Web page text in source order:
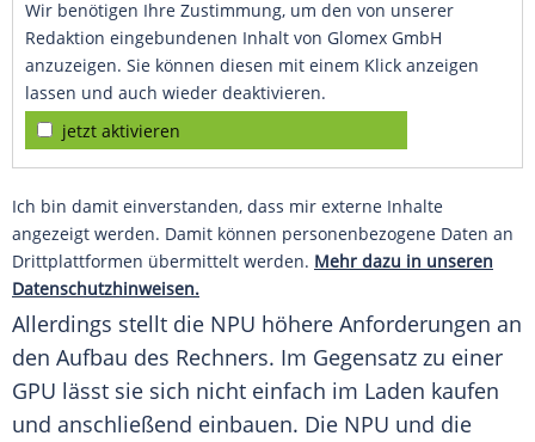
Wir benötigen Ihre Zustimmung, um den von unserer
Redaktion eingebundenen Inhalt von Glomex GmbH
anzuzeigen. Sie können diesen mit einem Klick anzeigen
lassen und auch wieder deaktivieren.
jetzt aktivieren
Ich bin damit einverstanden, dass mir externe Inhalte
angezeigt werden. Damit können personenbezogene Daten an
Drittplattformen übermittelt werden. Mehr dazu in unseren
Datenschutzhinweisen.
Allerdings stellt die NPU höhere Anforderungen an
den Aufbau des Rechners. Im Gegensatz zu einer
GPU lässt sie sich nicht einfach im Laden kaufen
und anschließend einbauen. Die NPU und die